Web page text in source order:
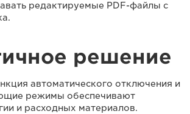
редактируемые PDF-файлы с
решение
автоматического отключения и
режимы обеспечивают
и расходных материалов.